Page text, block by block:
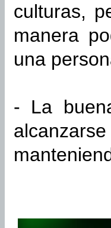
culturas,
manera
una
- La